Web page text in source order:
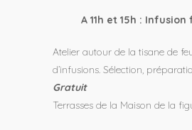
A 11h et 15h :
Atelier autour de la tisane de
d’infusions. Sélection,
Gratuit
Terrasses de la Maison de la